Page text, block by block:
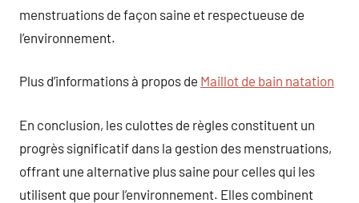
menstruations de façon saine et respectueuse de
l’environnement.
Plus d’informations à propos de Maillot de bain natation
En conclusion, les culottes de règles constituent un
progrès significatif dans la gestion des menstruations,
offrant une alternative plus saine pour celles qui les
utilisent que pour l’environnement. Elles combinent